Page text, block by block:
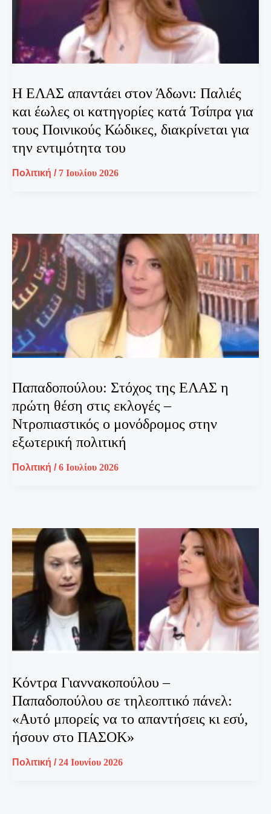
Η ΕΛΑΣ απαντάει στον Άδωνι: Παλιές
και έωλες οι κατηγορίες κατά Τσίπρα για
τους Ποινικούς Κώδικες, διακρίνεται για
την εντιμότητα του
Πολιτική / 7 Ιουλίου 2026
Παπαδοπούλου: Στόχος της ΕΛΑΣ η
πρώτη θέση στις εκλογές –
Ντροπιαστικός ο μονόδρομος στην
εξωτερική πολιτική
Πολιτική /6 Ιουλίου 2026
Κόντρα Γιαννακοπούλου –
Παπαδοπούλου σε τηλεοπτικό πάνελ:
«Αυτό μπορείς να το απαντήσεις κι εσύ,
ήσουν στο ΠΑΣΟΚ»
Πολιτική /24 Ιουνίου 2026